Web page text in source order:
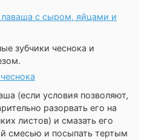
зубчики чеснока и
(если условия позволяют,
разорвать его на
листов) и смазать его
смесью и посыпать тертым